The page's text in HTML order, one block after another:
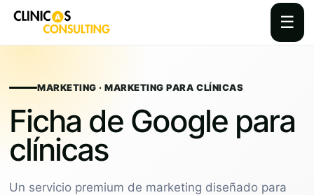
☰
contentMARKETING · MARKETING PARA CLÍNICAS
Ficha de Google para
clínicas
Un servicio premium de marketing diseñado para